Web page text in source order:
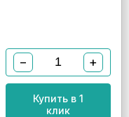
− +
Купить в 1
клик